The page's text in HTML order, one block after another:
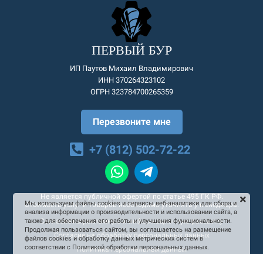
ПЕРВЫЙ БУР
ИП Паутов Михаил Владимирович
ИНН 370264323102
ОГРН 323784700265359
Перезвоните мне
+7 (812) 502-72-22
Не является публичной офертой по статье 495 ГК РФ.
Стоимость услуг и товаров необходимо уточнять у менеджера.
Согласие на рекламную и информационную рассылку
Согласие на обработку персональных данных
Политика персональных данных
Мы используем файлы cookies и сервисы веб-аналитики для сбора и
анализа информации о производительности и использовании сайта, а
также для обеспечения его работы и улучшения функциональности.
Продолжая пользоваться сайтом, вы соглашаетесь на размещение
файлов cookies и обработку данных метрических систем в
соответствии с Политикой обработки персональных данных.